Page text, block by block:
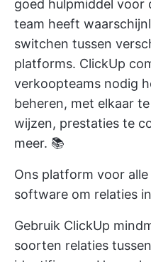
goed hulpmiddel voor
team heeft
switchen tussen
platforms. ClickUp
verkoopteams nodig
beheren, met elkaar
wijzen, prestaties te
meer. 📚
Ons platform voor
software om relaties
Gebruik ClickUp
soorten relaties